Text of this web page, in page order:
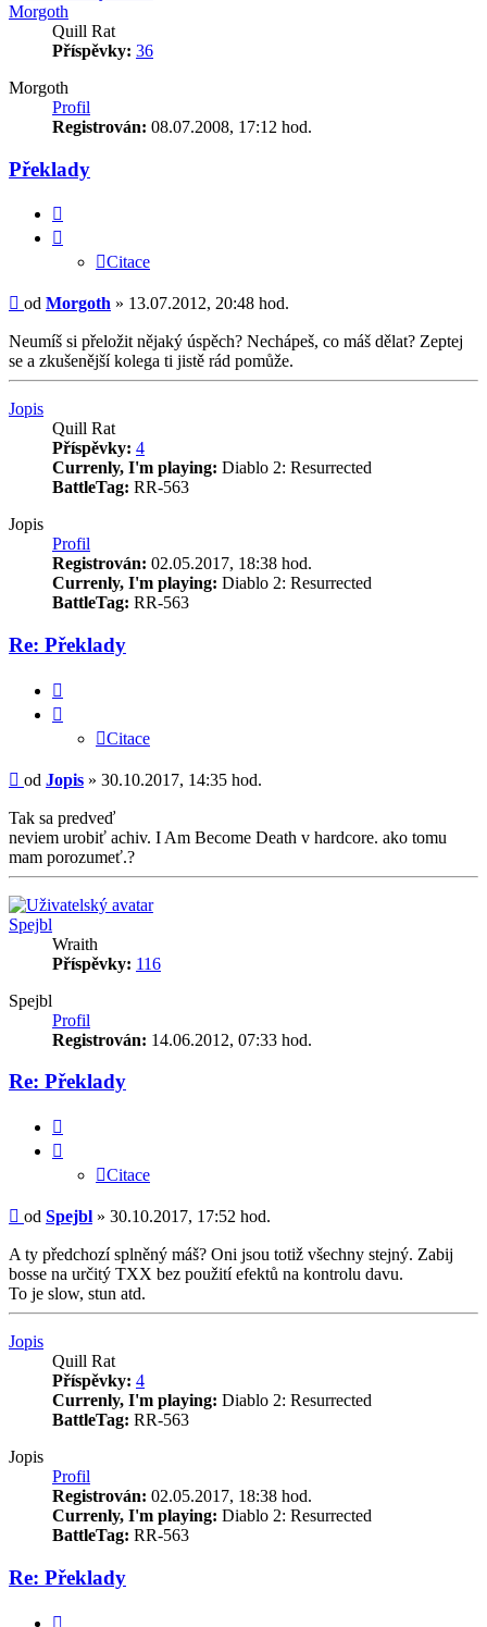
Morgoth
Quill Rat
Příspěvky: 36
Morgoth
Profil
Registrován: 08.07.2008, 17:12 hod.
Překlady
Citace
Příspěvek
od Morgoth » 13.07.2012, 20:48 hod.
Neumíš si přeložit nějaký úspěch? Nechápeš, co máš dělat? Zeptej
se a zkušenější kolega ti jistě rád pomůže.
Nahoru
Jopis
Quill Rat
Příspěvky: 4
Currenly, I'm playing: Diablo 2: Resurrected
BattleTag: RR-563
Jopis
Profil
Registrován: 02.05.2017, 18:38 hod.
Currenly, I'm playing: Diablo 2: Resurrected
BattleTag: RR-563
Re: Překlady
Citace
Příspěvek
od Jopis » 30.10.2017, 14:35 hod.
Tak sa predveď
neviem urobiť achiv. I Am Become Death v hardcore. ako tomu
mam porozumeť.?
Nahoru
Spejbl
Wraith
Příspěvky: 116
Spejbl
Profil
Registrován: 14.06.2012, 07:33 hod.
Re: Překlady
Citace
Příspěvek
od Spejbl » 30.10.2017, 17:52 hod.
A ty předchozí splněný máš? Oni jsou totiž všechny stejný. Zabij
bosse na určitý TXX bez použití efektů na kontrolu davu.
To je slow, stun atd.
Nahoru
Jopis
Quill Rat
Příspěvky: 4
Currenly, I'm playing: Diablo 2: Resurrected
BattleTag: RR-563
Jopis
Profil
Registrován: 02.05.2017, 18:38 hod.
Currenly, I'm playing: Diablo 2: Resurrected
BattleTag: RR-563
Re: Překlady